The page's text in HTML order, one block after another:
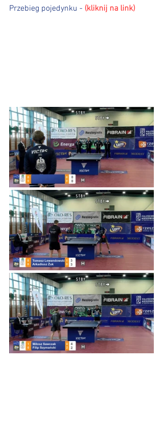
Przebieg pojedynku - (kliknij na link)